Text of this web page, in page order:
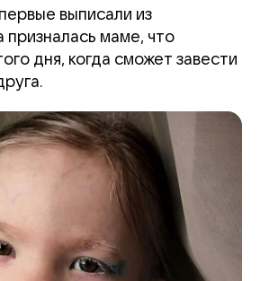
выписали из
призналась маме, что
дня, когда сможет завести